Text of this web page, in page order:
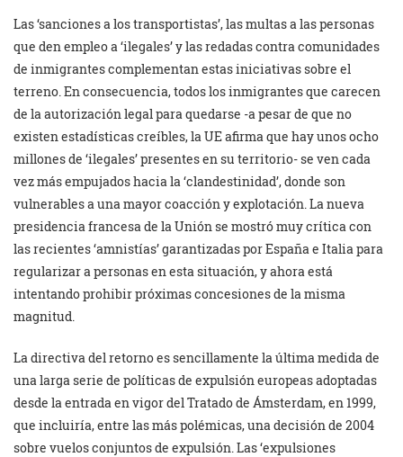
Las ‘sanciones a los transportistas’, las multas a las personas
que den empleo a ‘ilegales’ y las redadas contra comunidades
de inmigrantes complementan estas iniciativas sobre el
terreno. En consecuencia, todos los inmigrantes que carecen
de la autorización legal para quedarse -a pesar de que no
existen estadísticas creíbles, la UE afirma que hay unos ocho
millones de ‘ilegales’ presentes en su territorio- se ven cada
vez más empujados hacia la ‘clandestinidad’, donde son
vulnerables a una mayor coacción y explotación. La nueva
presidencia francesa de la Unión se mostró muy crítica con
las recientes ‘amnistías’ garantizadas por España e Italia para
regularizar a personas en esta situación, y ahora está
intentando prohibir próximas concesiones de la misma
magnitud.
La directiva del retorno es sencillamente la última medida de
una larga serie de políticas de expulsión europeas adoptadas
desde la entrada en vigor del Tratado de Ámsterdam, en 1999,
que incluiría, entre las más polémicas, una decisión de 2004
sobre vuelos conjuntos de expulsión. Las ‘expulsiones